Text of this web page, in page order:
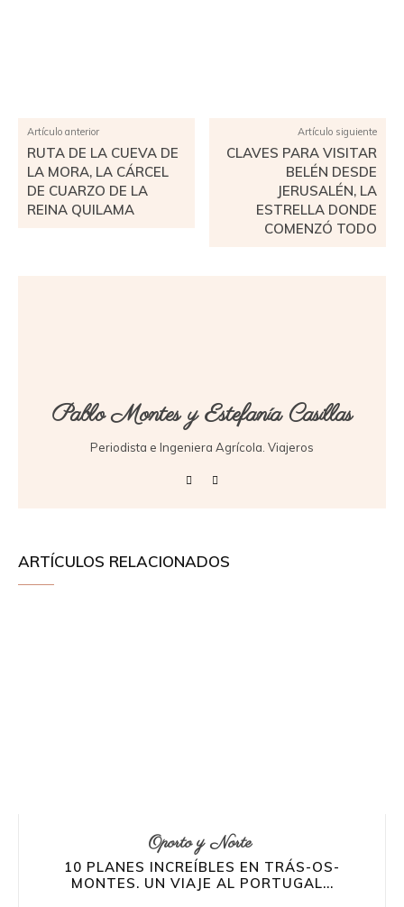
Artículo anterior
RUTA DE LA CUEVA DE
LA MORA, LA CÁRCEL
DE CUARZO DE LA
REINA QUILAMA
Artículo siguiente
CLAVES PARA VISITAR
BELÉN DESDE
JERUSALÉN, LA
ESTRELLA DONDE
COMENZÓ TODO
Pablo Montes y Estefanía Casillas
Periodista e Ingeniera Agrícola. Viajeros
ARTÍCULOS RELACIONADOS
Oporto y Norte
10 PLANES INCREÍBLES EN TRÁS-OS-
MONTES. UN VIAJE AL PORTUGAL...